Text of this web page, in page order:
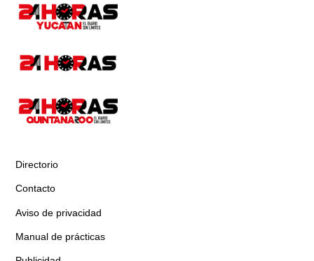
Directorio
Contacto
Aviso de privacidad
Manual de prácticas